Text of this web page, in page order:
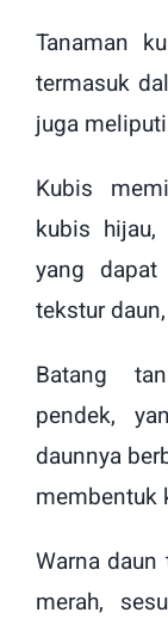
Tanaman
termasuk
juga
Kubis
kubis hijau,
yang dapat
tekstur
Batang
pendek,
daunnya
membentuk
Warna daun
merah,